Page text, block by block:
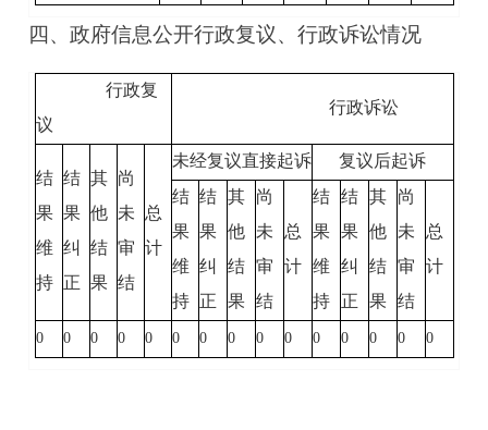
四、政府信息公开行政复议、行政诉讼情况
行政复
议
行政诉讼
结
果
维
持
结
果
纠
正
其
他
结
果
尚
未
审
结
总
计
未经复议直接起诉 复议后起诉
结
果
维
持
结
果
纠
正
其
他
结
果
尚
未
审
结
总
计
结
果
维
持
结
果
纠
正
其
他
结
果
尚
未
审
结
总
计
0 0 0 0 0 0 0 0 0 0 0 0 0 0 0